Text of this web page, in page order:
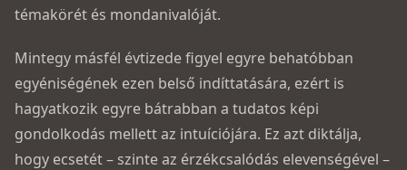
témakörét és mondanivalóját.
Mintegy másfél évtizede figyel egyre behatóbban
egyéniségének ezen belső indíttatására, ezért is
hagyatkozik egyre bátrabban a tudatos képi
gondolkodás mellett az intuíciójára. Ez azt diktálja,
hogy ecsetét – szinte az érzékcsalódás elevenségével –